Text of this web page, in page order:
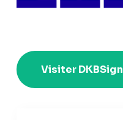
Visiter DKBSign